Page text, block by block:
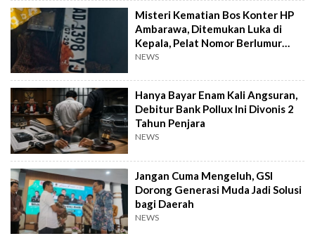
Misteri Kematian Bos Konter HP
Ambarawa, Ditemukan Luka di
Kepala, Pelat Nomor Berlumur
Darah
NEWS
Hanya Bayar Enam Kali Angsuran,
Debitur Bank Pollux Ini Divonis 2
Tahun Penjara
NEWS
Jangan Cuma Mengeluh, GSI
Dorong Generasi Muda Jadi Solusi
bagi Daerah
NEWS